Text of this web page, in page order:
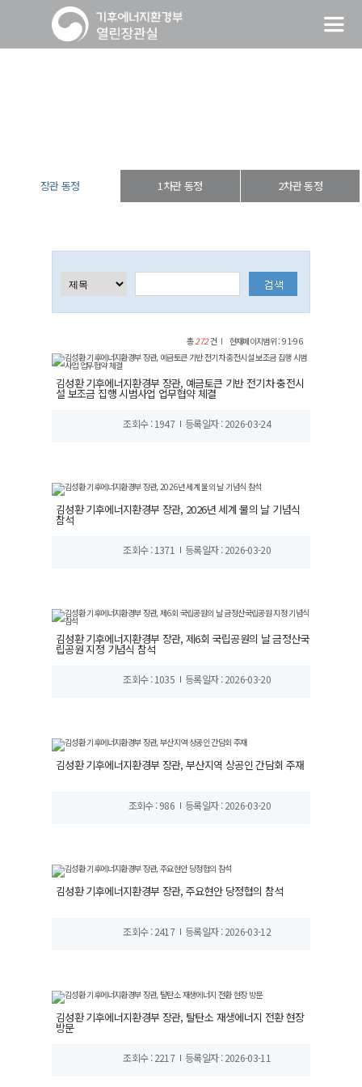
장관 동정 1차관 동정 2차관 동정
총272건 현재페이지범위 : 91-96
김성환 기후에너지환경부 장관, 예금토큰 기반 전기차 충전시
설 보조금 집행 시범사업 업무협약 체결
조회수 : 1947 등록일자 : 2026-03-24
김성환 기후에너지환경부 장관, 2026년 세계 물의 날 기념식
참석
조회수 : 1371 등록일자 : 2026-03-20
김성환 기후에너지환경부 장관, 제6회 국립공원의 날 금정산국
립공원 지정 기념식 참석
조회수 : 1035 등록일자 : 2026-03-20
김성환 기후에너지환경부 장관, 부산지역 상공인 간담회 주재
조회수 : 986 등록일자 : 2026-03-20
김성환 기후에너지환경부 장관, 주요현안 당정협의 참석
조회수 : 2417 등록일자 : 2026-03-12
김성환 기후에너지환경부 장관, 탈탄소 재생에너지 전환 현장
방문
조회수 : 2217 등록일자 : 2026-03-11